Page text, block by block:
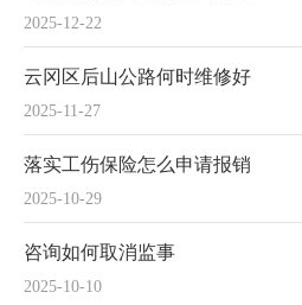
2025-12-22
2025-11-27
云冈区后山公路何时维修好
2025-10-29
落实工伤保险怎么申请报销
2025-10-10
咨询如何取消监事